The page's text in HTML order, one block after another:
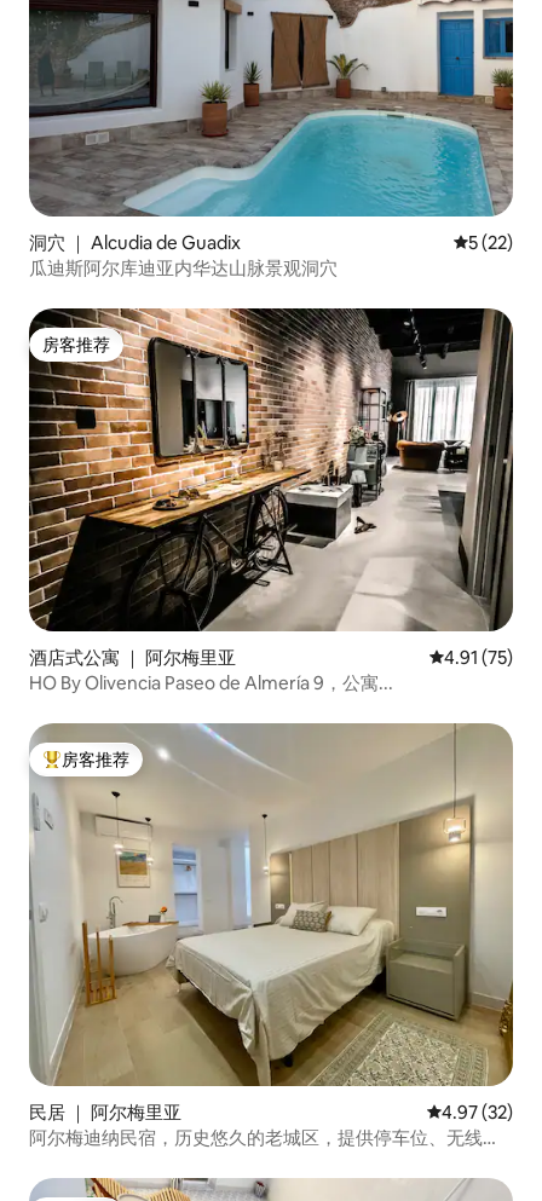
洞穴 ｜ Alcudia de Guadix 平均评分
5 (22)
瓜迪斯阿尔库迪亚内华达山脉景观洞穴
房客推荐
房客推荐
酒店式公寓 ｜ 阿尔梅里亚 平均评分
4.91 (75)
HO By Olivencia Paseo de Almería 9，公寓...
热门「房客推荐」
房客推荐
民居 ｜ 阿尔梅里亚 平均评分
4.97 (32)
阿尔梅迪纳民宿，历史悠久的老城区，提供停车位、无线网